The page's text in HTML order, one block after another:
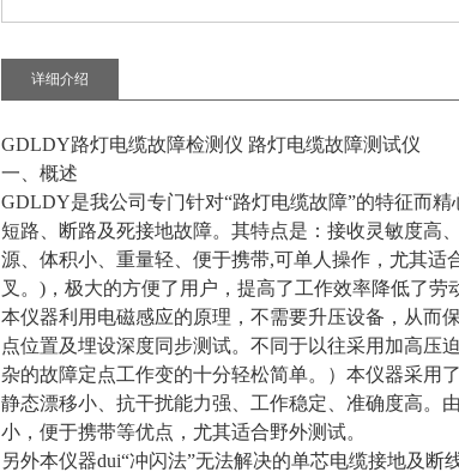
详细介绍
GDLDY路灯电缆故障检测仪 路灯电缆故障测试仪
一、概述
GDLDY是我公司专门针对“路灯电缆故障”的特征而
短路、断路及死接地故障。其特点是：接收灵敏度高
源、体积小、重量轻、便于携带,可单人操作，尤其
叉。)，极大的方便了用户，提高了工作效率降低了劳
本仪器利用电磁感应的原理，不需要升压设备，从而
点位置及埋设深度同步测试。不同于以往采用加高压
杂的故障定点工作变的十分轻松简单。）本仪器采用
静态漂移小、抗干扰能力强、工作稳定、准确度高。
小，便于携带等优点，尤其适合野外测试。
另外本仪器dui“冲闪法”无法解决的单芯电缆接地及断